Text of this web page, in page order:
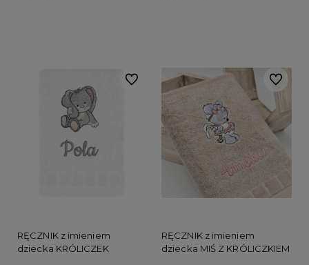
RĘCZNIK z imieniem
dziecka KRÓLICZEK
Do ulubionych
RĘCZNIK z imieniem
dziecka MIŚ Z KRÓLICZKIEM
Do